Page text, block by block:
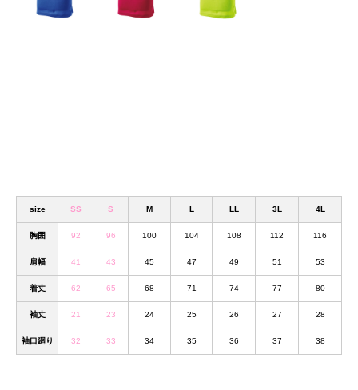
size SS S M L LL 3L 4L
胸囲 92 96 100 104 108 112 116
肩幅 41 43 45 47 49 51 53
着丈 62 65 68 71 74 77 80
袖丈 21 23 24 25 26 27 28
袖口廻り 32 33 34 35 36 37 38